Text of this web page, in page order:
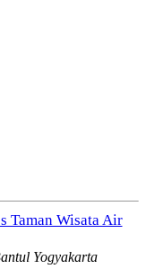
Taman Wisata Air
Yogyakarta